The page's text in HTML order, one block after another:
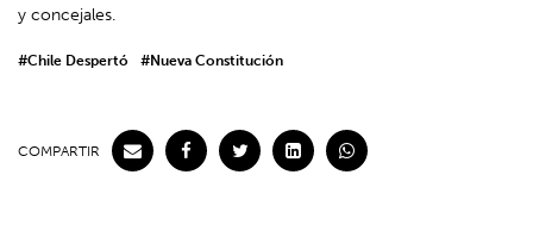
y concejales.
#Chile Despertó #Nueva Constitución
COMPARTIR